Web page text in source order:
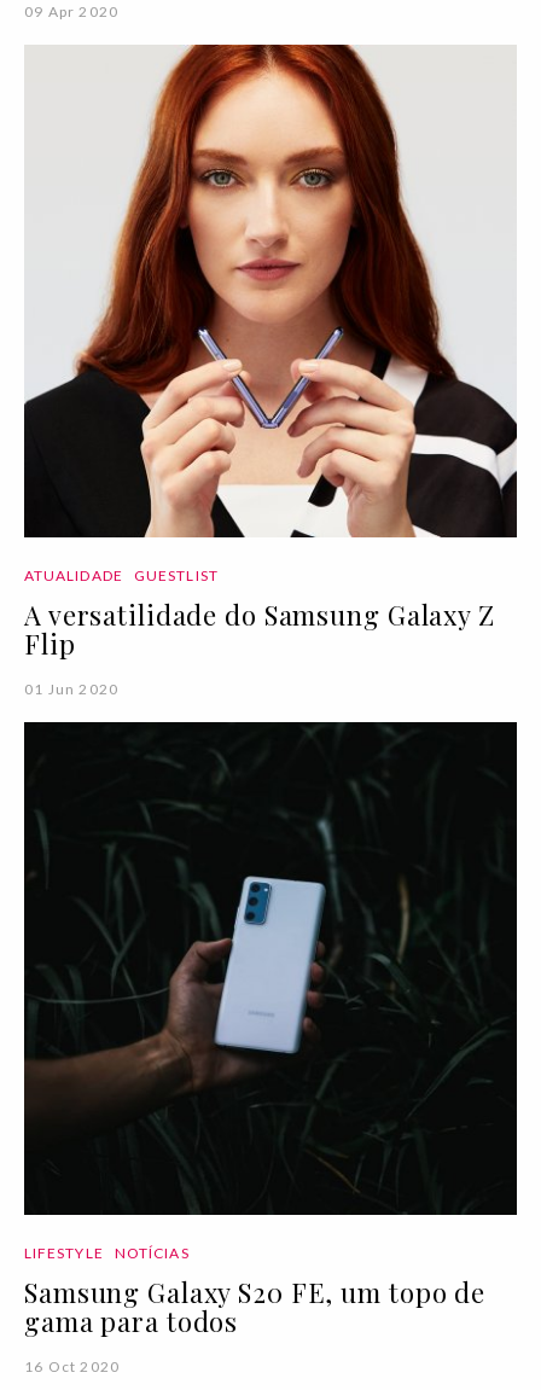
09 Apr 2020
ATUALIDADE GUESTLIST
A versatilidade do Samsung Galaxy Z
Flip
01 Jun 2020
LIFESTYLE NOTÍCIAS
Samsung Galaxy S20 FE, um topo de
gama para todos
16 Oct 2020